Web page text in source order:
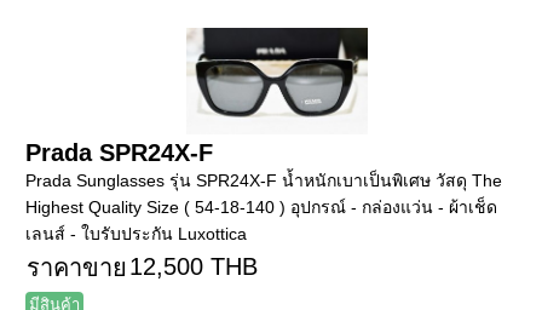
Prada SPR24X-F
Prada Sunglasses รุ่น SPR24X-F น้ำหนักเบาเป็นพิเศษ วัสดุ The
Highest Quality Size ( 54-18-140 ) อุปกรณ์ - กล่องแว่น - ผ้าเช็ด
เลนส์ - ใบรับประกัน Luxottica
ราคาขาย 12,500 THB
มีสินค้า